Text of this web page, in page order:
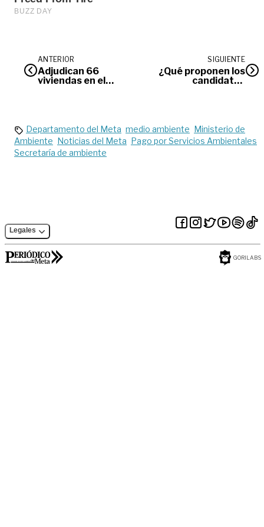
ANTERIOR
Adjudican 66
viviendas en el
SIGUIENTE
¿Qué proponen los
candidatos
Departamento del Meta medio ambiente Ministerio de
Ambiente Noticias del Meta Pago por Servicios Ambientales
Secretaría de ambiente
Legales
GORILABS